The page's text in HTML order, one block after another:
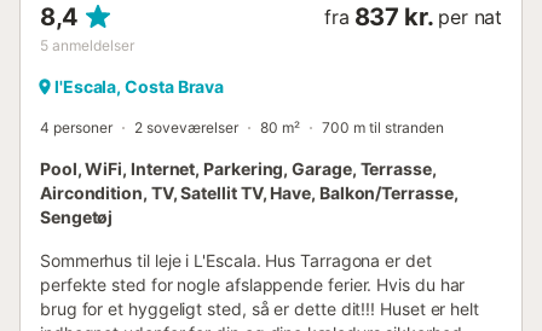
8,4
5 anmeldelser
fra 837 kr. per nat
l'Escala, Costa Brava
4 personer 2 soveværelser 80 m² 700 m til stranden
Pool, WiFi, Internet, Parkering, Garage, Terrasse,
Aircondition, TV, Satellit TV, Have, Balkon/Terrasse,
Sengetøj
Sommerhus til leje i L'Escala. Hus Tarragona er det
perfekte sted for nogle afslappende ferier. Hvis du har
brug for et hyggeligt sted, så er dette dit!!! Huset er helt